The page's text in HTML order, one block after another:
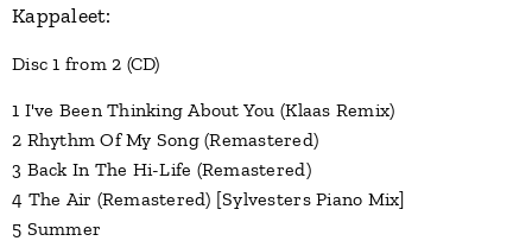
Kappaleet:
Disc 1 from 2 (CD)
1 I've Been Thinking About You (Klaas Remix)
2 Rhythm Of My Song (Remastered)
3 Back In The Hi-Life (Remastered)
4 The Air (Remastered) [Sylvesters Piano Mix]
5 Summer